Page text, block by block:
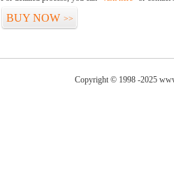
BUY NOW >>
Copyright © 1998 -2025